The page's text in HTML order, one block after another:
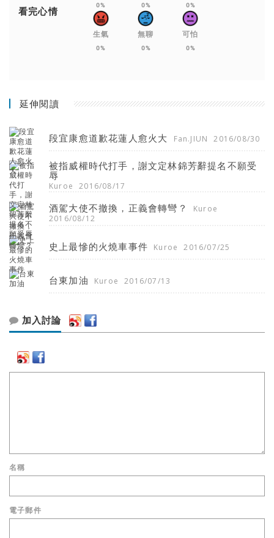
看完心情 0% 0% 0%
生氣
0%
無聊
0%
可怕
0%
延伸閱讀
段宜康愈道歉花蓮人愈火大 Fan.JIUN 2016/08/30
被指威權時代打手，謝文定林錦芳辭提名不願受
辱
Kuroe 2016/08/17
酒駕大使不撤換，正義會轉彎？
Kuroe
2016/08/12
史上最慘的火燒車事件 Kuroe 2016/07/25
台東加油 Kuroe 2016/07/13
加入討論
名稱
電子郵件